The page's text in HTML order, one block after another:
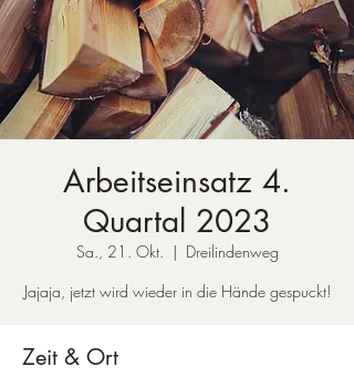
Arbeitseinsatz 4.
Quartal 2023
Sa., 21. Okt.
  |
Dreilindenweg
Jajaja, jetzt wird wieder in die Hände gespuckt!
Zeit & Ort